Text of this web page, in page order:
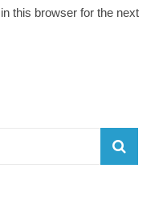
this browser for the next